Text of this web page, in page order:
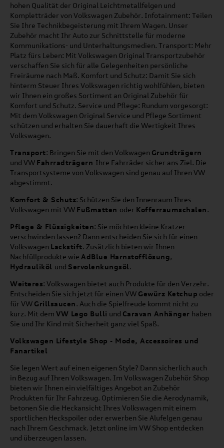
hohen Qualität der Original Leichtmetallfelgen und
Kompletträder von Volkswagen Zubehör. Infotainment: Teilen
Sie Ihre Technikbegeisterung mit Ihrem Wagen. Unser
Zubehör macht Ihr Auto zur Schnittstelle für moderne
Kommunikations- und Unterhaltungsmedien. Transport: Mehr
Platz fürs Leben: Mit Volkswagen Original Transportzubehör
verschaffen Sie sich für alle Gelegenheiten persönliche
Freiräume nach Maß. Komfort und Schutz: Damit Sie sich
hinterm Steuer Ihres Volkswagen richtig wohlfühlen, bieten
wir Ihnen ein großes Sortiment an Original Zubehör für
Komfort und Schutz. Service und Pflege: Rundum vorgesorgt:
Mit dem Volkswagen Original Service und Pflege Sortiment
schützen und erhalten Sie dauerhaft die Wertigkeit Ihres
Volkswagen.
Transport: Bringen Sie mit den Volkwagen Grundträgern
und VW Fahrradträgern Ihre Fahrräder sicher ans Ziel. Die
Transportsysteme von Volkswagen sind genau auf Ihren VW
abgestimmt.
Komfort & Schutz: Schützen Sie den Innenraum Ihres
Volkswagen mit VW Fußmatten oder Kofferraumschalen.
Pflege & Flüssigkeiten: Sie möchten kleine Kratzer
verschwinden lassen? Dann entscheiden Sie sich für einen
Volkswagen Lackstift. Zusätzlich bieten wir Ihnen
Nachfüllprodukte wie AdBlue Harnstofflösung,
Hydrauliköl und Servolenkungsöl.
Weiteres: Volkswagen bietet auch Produkte für den Verzehr.
Entscheiden Sie sich jetzt für einen VW Gewürz Ketchup oder
für VW Grillsaucen. Auch die Spielfreude kommt nicht zu
kurz. Mit dem VW Lego Bulli und Caravan Anhänger haben
Sie und Ihr Kind mit Sicherheit ganz viel Spaß.
Volkswagen Lifestyle Shop - Mode, Accessoires und
Fanartikel
Sie legen Wert auf einen eigenen Style? Dann sicherlich auch
in Bezug auf Ihren Volkswagen. Im Volkswagen Zubehör Shop
bieten wir Ihnen ein vielfältiges Angebot an Zubehör
Produkten für Ihr Fahrzeug. Optimieren Sie die Aerodynamik,
betonen Sie die Heckansicht Ihres Volkswagen mit einem
sportlichen Heckspoiler oder erwerben Sie Alufelgen genau
nach Ihrem Geschmack. Jetzt online im VW Shop entdecken
und überzeugen lassen.